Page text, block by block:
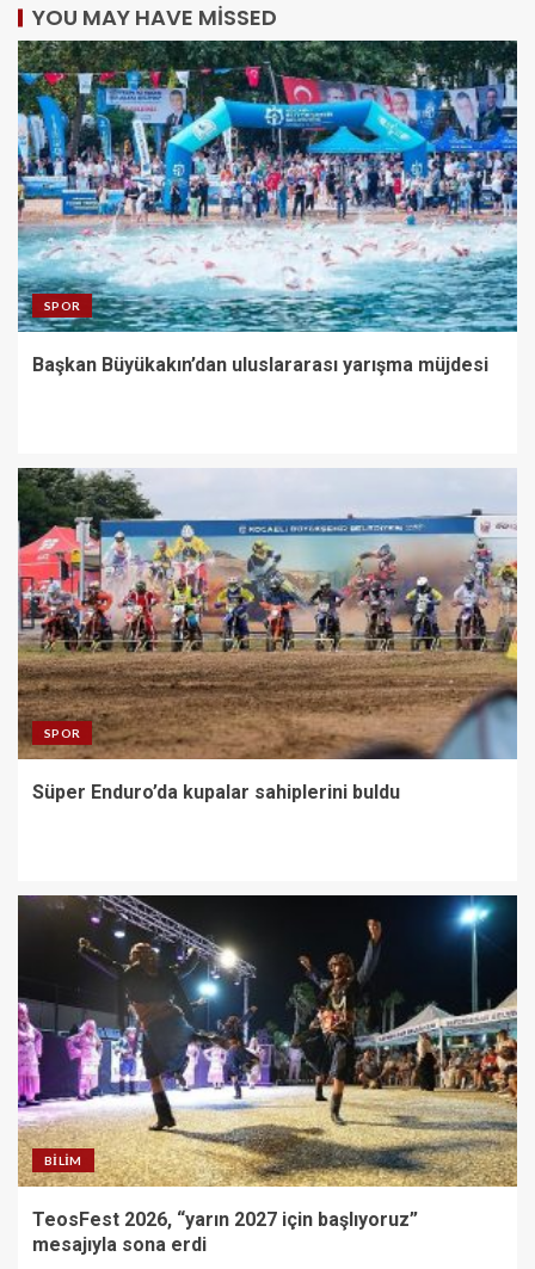
YOU MAY HAVE MISSED
SPOR
Başkan Büyükakın’dan uluslararası yarışma müjdesi
SPOR
Süper Enduro’da kupalar sahiplerini buldu
BILIM
TeosFest 2026, “yarın 2027 için başlıyoruz”
mesajıyla sona erdi